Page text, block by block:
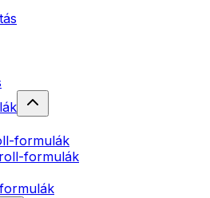
formulák
formulák